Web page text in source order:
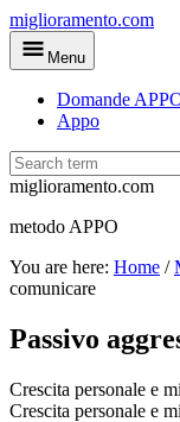
Skip
to
main
miglioramento.com
Menu
Domande
Appo
miglioramento.com
metodo APPO
You are here: Home /
comunicare
Passivo
Crescita personale e
Crescita personale e